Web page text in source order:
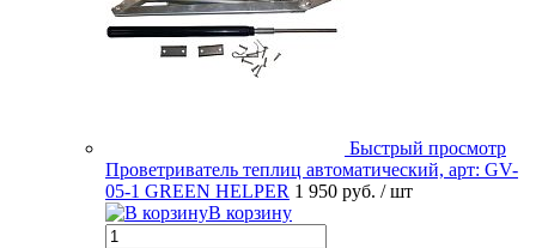
Быстрый просмотр
Проветриватель теплиц автоматический, арт: GV-
05-1 GREEN HELPER 1 950 руб. / шт
В корзину